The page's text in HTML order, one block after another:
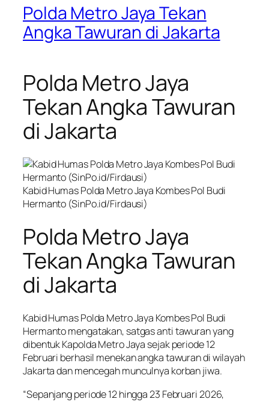
Polda Metro Jaya Tekan
Angka Tawuran di Jakarta
Polda Metro Jaya
Tekan Angka Tawuran
di Jakarta
Kabid Humas Polda Metro Jaya Kombes Pol Budi
Hermanto (SinPo.id/Firdausi)
Polda Metro Jaya
Tekan Angka Tawuran
di Jakarta
Kabid Humas Polda Metro Jaya Kombes Pol Budi
Hermanto mengatakan, satgas anti tawuran yang
dibentuk Kapolda Metro Jaya sejak periode 12
Februari berhasil menekan angka tawuran di wilayah
Jakarta dan mencegah munculnya korban jiwa.
“Sepanjang periode 12 hingga 23 Februari 2026,